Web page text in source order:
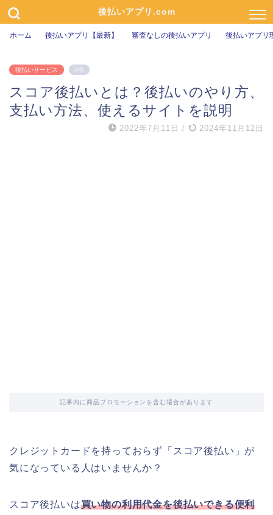
後払いアプリ.com
ホーム 後払いアプリ【最新】 審査なしの後払いアプリ 後払いアプリ
後払いサービス PR
スコア後払いとは？後払いのやり方、
支払い方法、使えるサイトを説明
2022年7月11日 / 2024年11月12日
記事内に商品プロモーションを含む場合があります
クレジットカードを持っておらず「スコア後払い」が
気になっている人はいませんか？
スコア後払いは買い物の利用代金を後払いできる便利